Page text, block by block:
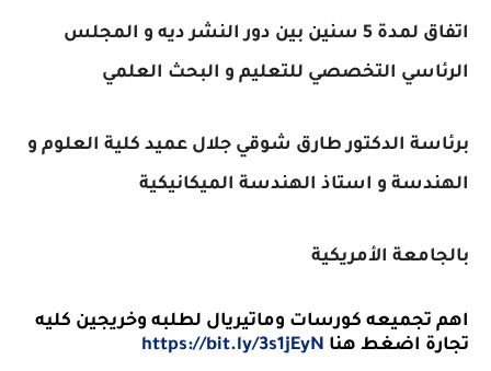
اتفاق لمدة 5 سنين بين دور النشر ديه و المجلس
الرئاسي التخصصي للتعليم و البحث العلمي
برئاسة الدكتور طارق شوقي جلال عميد كلية العلوم و
الهندسة و استاذ الهندسة الميكانيكية
بالجامعة الأمريكية
اهم تجميعه كورسات وماتيريال لطلبه وخريجين كليه
تجارة اضغط هنا https://bit.ly/3s1jEyN